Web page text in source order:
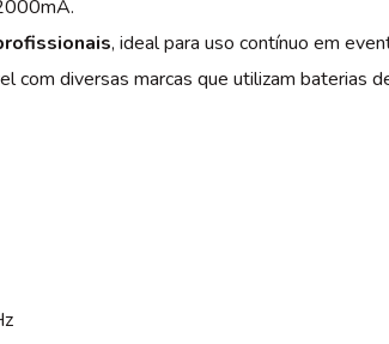
, ideal para uso contínuo em
com diversas marcas que utilizam baterias